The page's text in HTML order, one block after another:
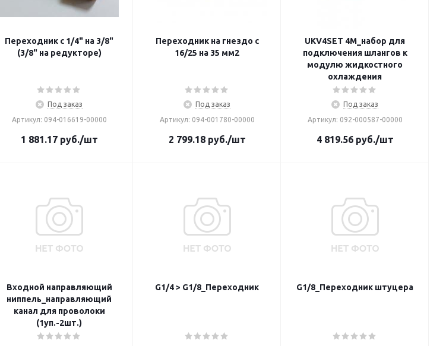
Переходник с 1/4" на 3/8"
(3/8" на редукторе)
Под заказ
Артикул: 094-016619-00000
1 881.17руб./шт
Переходник на гнездо с
16/25 на 35 мм2
Под заказ
Артикул: 094-001780-00000
2 799.18руб./шт
UKV4SET 4M_набор для
подключения шлангов к
модулю жидкостного
охлаждения
Под заказ
Артикул: 092-000587-00000
4 819.56руб./шт
Входной направляющий
ниппель_направляющий
канал для проволоки
(1уп.-2шт.)
G1/4 > G1/8_Переходник G1/8_Переходник штуцера